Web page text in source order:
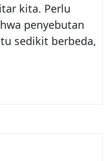
kita. Perlu
penyebutan
sedikit berbeda,